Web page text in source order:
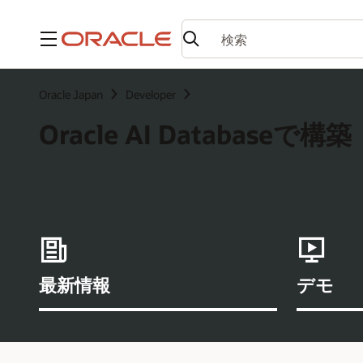
メニュー
Oracle Japan Developer
Oracle AI Databaseで構築
最新情報 デモ